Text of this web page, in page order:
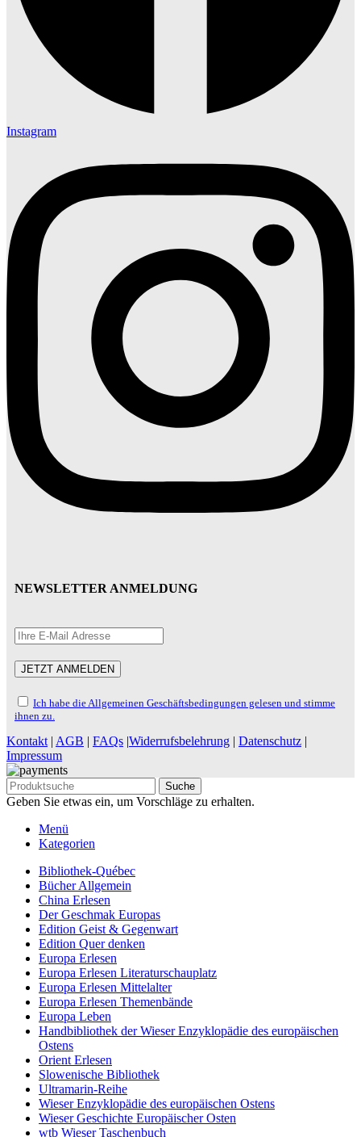
Instagram
NEWSLETTER ANMELDUNG
Ich habe die Allgemeinen Geschäftsbedingungen gelesen und stimme
ihnen zu.
Kontakt | AGB | FAQs |Widerrufsbelehrung | Datenschutz |
Impressum
Suche
Geben Sie etwas ein, um Vorschläge zu erhalten.
Menü
Kategorien
Bibliothek-Québec
Bücher Allgemein
China Erlesen
Der Geschmak Europas
Edition Geist & Gegenwart
Edition Quer denken
Europa Erlesen
Europa Erlesen Literaturschauplatz
Europa Erlesen Mittelalter
Europa Erlesen Themenbände
Europa Leben
Handbibliothek der Wieser Enzyklopädie des europäischen
Ostens
Orient Erlesen
Slowenische Bibliothek
Ultramarin-Reihe
Wieser Enzyklopädie des europäischen Ostens
Wieser Geschichte Europäischer Osten
wtb Wieser Taschenbuch